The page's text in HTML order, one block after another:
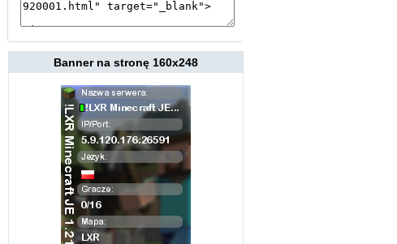
Banner na stronę 160x248